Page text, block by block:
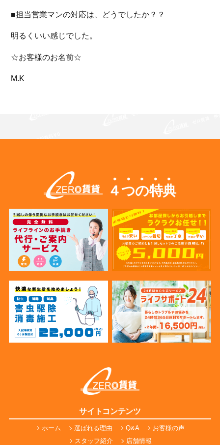
■担当営業マンの対応は、どうでしたか？？
明るくいい感じでした。
☆お客様のお名前☆
M.K
４つの特典
サイトコンテンツ
ホーム 選ばれる理由 Q&A
お客様の声
スタッフ紹介
店舗情報